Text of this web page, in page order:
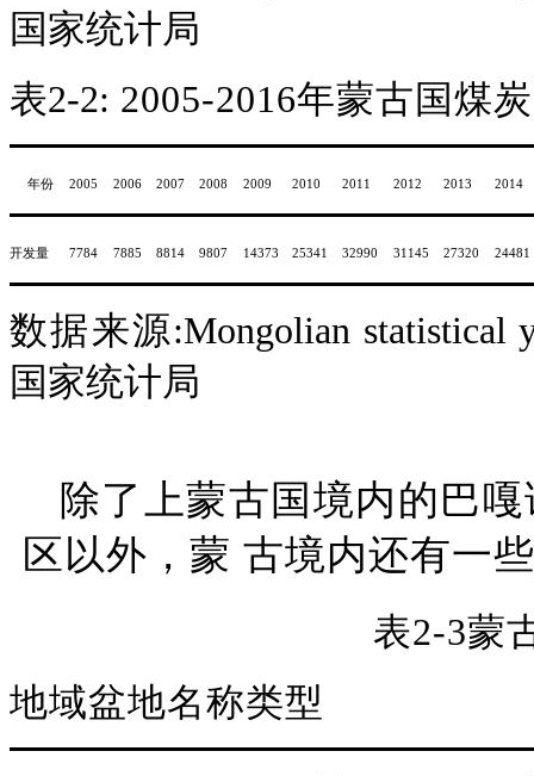
国家统计局
表2-2: 2005-2016年蒙古国煤
年份 2005 2006 2007 2008 2009 2010 2011 2012 2013 2014
开发量 7784 7885 8814 9807 14373 25341 32990 31145 27320 24481
数据来源:Mongolian statistical
国家统计局
除了上蒙古国境内的巴
区以外，蒙 古境内还有一
表2-3蒙
地域盆地名称类型